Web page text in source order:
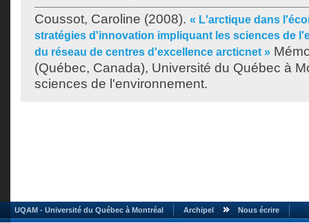
Coussot, Caroline (2008). « L'arctique dans
stratégies d'innovation impliquant les sciences de
du réseau de centres d'excellence arcticnet »
(Québec, Canada), Université du Québec à
sciences de l'environnement.
UQAM - Université du Québec à Montréal Archipel Nous écrire